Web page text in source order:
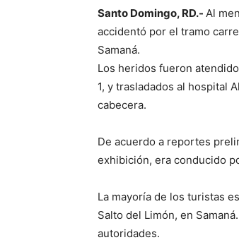
Santo Domingo, RD.- Al
accidentó por el tramo
Samaná.
Los heridos fueron
1, y trasladados al hospital
cabecera.
De acuerdo a reportes
exhibición, era conducido
La mayoría de los turistas
Salto del Limón, en
autoridades.